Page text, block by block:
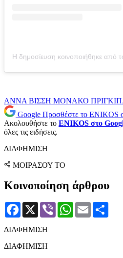
ΑΝΝΑ ΒΙΣΣΗ ΜΟΝΑΚΟ
Google Προσθέστε το ENIKOS
Ακολουθήστε το ENIKOS στο
όλες τις ειδήσεις.
ΔΙΑΦΗΜΙΣΗ
ΜΟΙΡΑΣΟΥ ΤΟ
Κοινοποίηση άρθρου
Facebook
X Viber WhatsApp
Email
ΔΙΑΦΗΜΙΣΗ
ΔΙΑΦΗΜΙΣΗ